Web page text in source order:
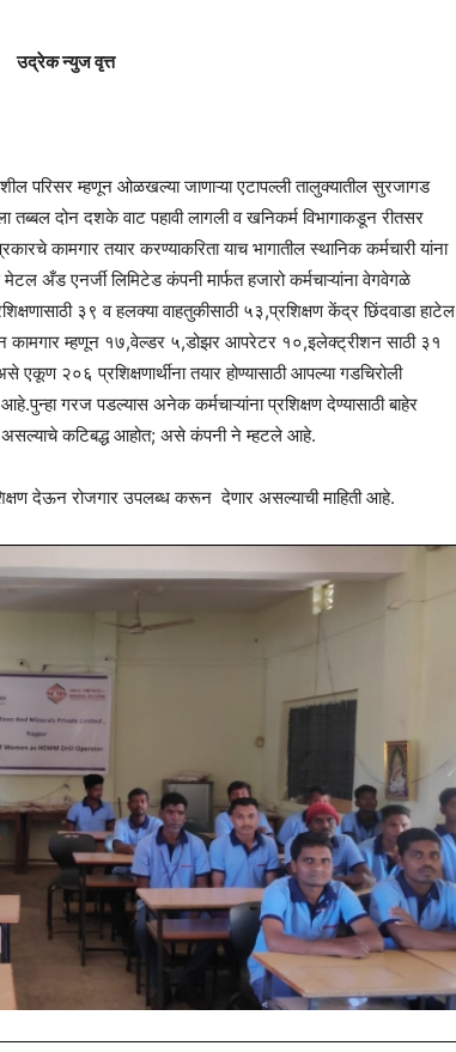
उद्रेक न्युज वृत्त
परिसर म्हणून ओळखल्या जाणाऱ्या एटापल्ली तालुक्यातील सुरजागड
दोन दशके वाट पहावी लागली व खनिकर्म विभागाकडून रीतसर
कामगार तयार करण्याकरिता याच भागातील स्थानिक कर्मचारी यांना
अँड एनर्जी लिमिटेड कंपनी मार्फत हजारो कर्मचाऱ्यांना वेगवेगळे
३९ व हलक्या वाहतुकीसाठी ५३,प्रशिक्षण केंद्र छिंदवाडा हाटेल
म्हणून १७,वेल्डर ५,डोझर आपरेटर १०,इलेक्ट्रीशन साठी ३१
एकूण २०६ प्रशिक्षणार्थीना तयार होण्यासाठी आपल्या गडचिरोली
गरज पडल्यास अनेक कर्मचाऱ्यांना प्रशिक्षण देण्यासाठी बाहेर
असल्याचे कटिबद्ध आहोत; असे कंपनी ने म्हटले आहे.
देऊन रोजगार उपलब्ध करून देणार असल्याची माहिती आहे.